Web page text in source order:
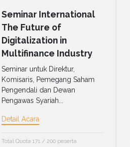
Seminar International
The Future of
Digitalization in
Multifinance Industry
Seminar untuk Direktur,
Komisaris, Pemegang Saham
Pengendali dan Dewan
Pengawas Syariah...
Detail Acara
Total Quota 171 / 200 peserta